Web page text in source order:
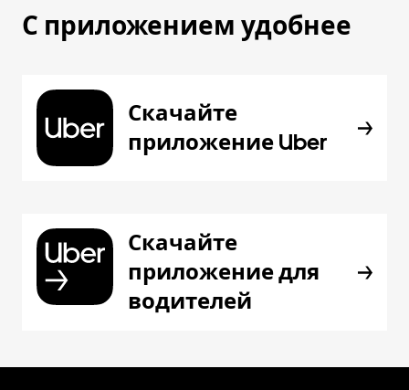
С приложением удобнее
Скачайте
приложение Uber
Скачайте
приложение для
водителей